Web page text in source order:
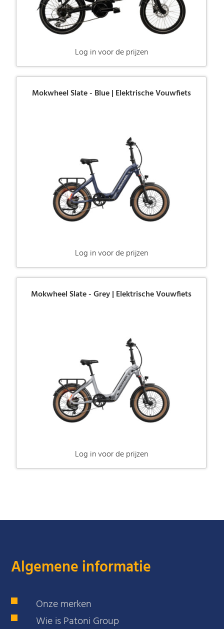
Log in voor de prijzen
Mokwheel Slate - Blue | Elektrische Vouwfiets
Log in voor de prijzen
Mokwheel Slate - Grey | Elektrische Vouwfiets
Log in voor de prijzen
Algemene informatie
Onze merken
Wie is Patoni Group